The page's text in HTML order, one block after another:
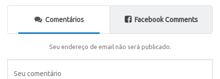
Comentários Facebook Comments
Seu endereço de email não será publicado.